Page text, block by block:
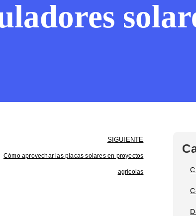
SIGUIENTE
Cómo aprovechar las placas solares en proyectos
agrícolas